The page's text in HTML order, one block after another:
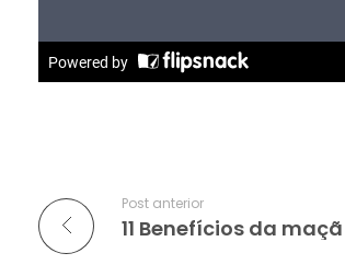
Post anterior
11 Benefícios da